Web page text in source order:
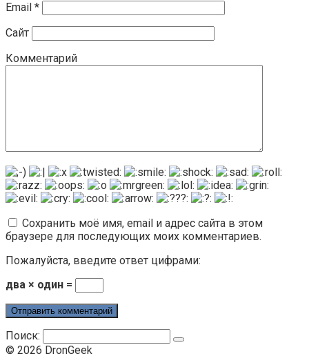
Email *
Сайт
Комментарий
Сохранить моё имя, email и адрес сайта в этом
браузере для последующих моих комментариев.
Пожалуйста, введите ответ цифрами:
два × один =
Поиск:
© 2026 DronGeek